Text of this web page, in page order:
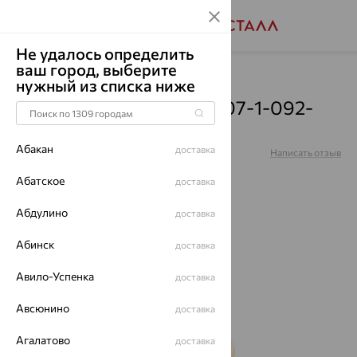
Главная Каталог Броши Гранат
Брошь, золото, гранат, 07-1-092-
0301-011
Артикул: Написать отзыв
Не удалось определить
ваш город, выберите
нужный из списка ниже
Абакан доставка
Абатское доставка
Абдулино доставка
Абинск доставка
Авило-Успенка доставка
Авсюнино доставка
Агалатово доставка